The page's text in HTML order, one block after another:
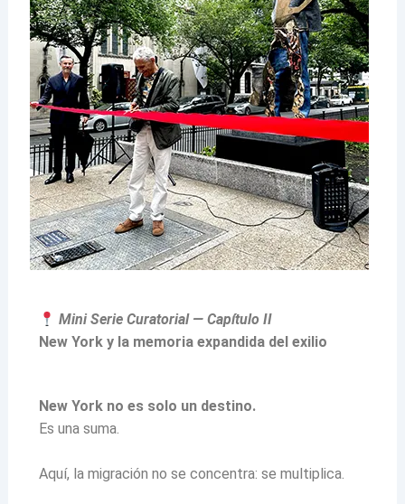
Mini Serie Curatorial — Capítulo II
New York y la memoria expandida del exilio
New York no es solo un destino.
Es una suma.
Aquí, la migración no se concentra: se multiplica.